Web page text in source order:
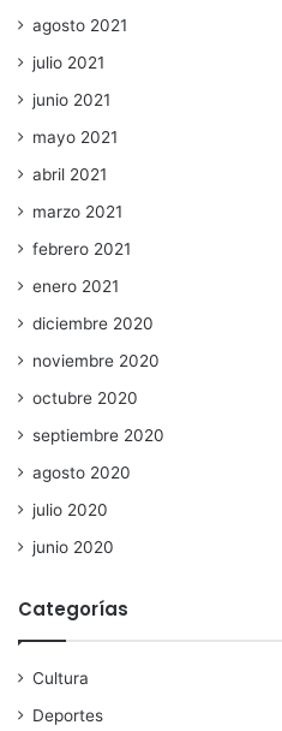
agosto 2021
julio 2021
junio 2021
mayo 2021
abril 2021
marzo 2021
febrero 2021
enero 2021
diciembre 2020
noviembre 2020
octubre 2020
septiembre 2020
agosto 2020
julio 2020
junio 2020
Categorías
Cultura
Deportes